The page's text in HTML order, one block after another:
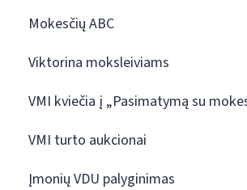
Mokesčių ABC
Viktorina moksleiviams
VMI kviečia į „Pasimatymą su
VMI turto aukcionai
Įmonių VDU palyginimas